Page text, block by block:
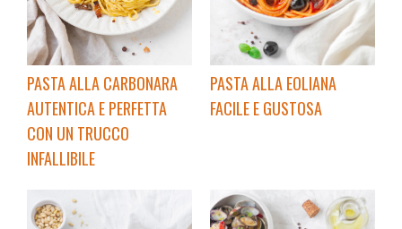
PASTA ALLA CARBONARA
AUTENTICA E PERFETTA
CON UN TRUCCO
INFALLIBILE
PASTA ALLA EOLIANA
FACILE E GUSTOSA